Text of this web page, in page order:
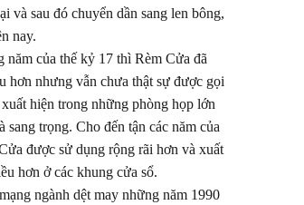
và sau đó chuyển dần sang len bông,
nay.
năm của thế kỷ 17 thì Rèm Cửa đã
hơn nhưng vẫn chưa thật sự được gọi
hiện trong những phòng họp lớn
sang trọng. Cho đến tận các năm của
được sử dụng rộng rãi hơn và xuất
hơn ở các khung cửa sổ.
ngành dệt may những năm 1990